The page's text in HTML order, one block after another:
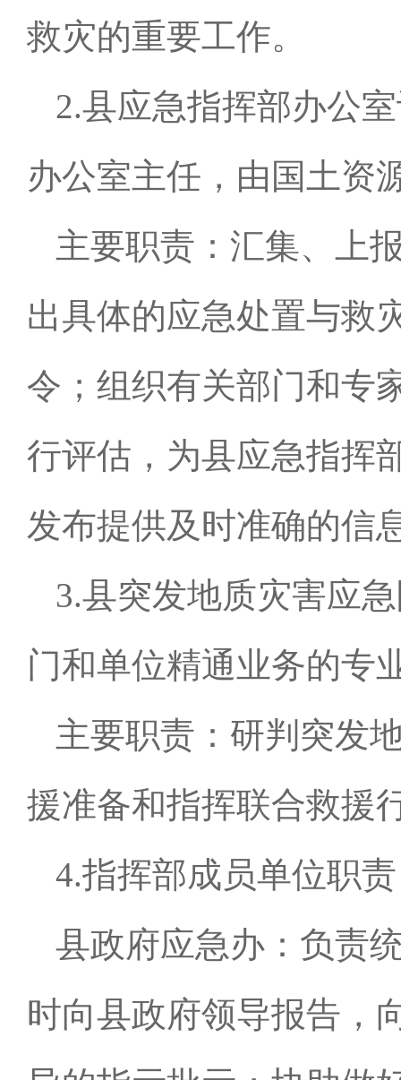
救灾的重要工作。
2.县应急指挥部办公
办公室主任，由国土资
主要职责：汇集、上
出具体的应急处置与救
令；组织有关部门和专
行评估，为县应急指挥
发布提供及时准确的信
3.县突发地质灾害应
门和单位精通业务的专
主要职责：研判突发
援准备和指挥联合救援
4.指挥部成员单位职责
县政府应急办：负责
时向县政府领导报告，